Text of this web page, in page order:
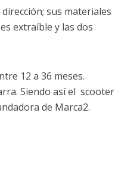
sus materiales
extraíble y las dos
12 a 36 meses.
Siendo así el scooter
de Marca2.